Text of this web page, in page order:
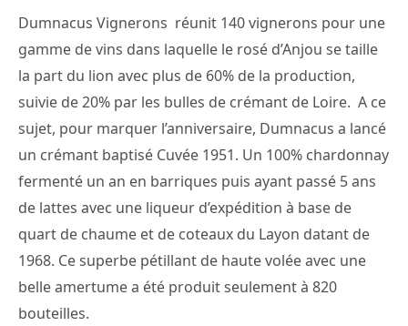
Dumnacus Vignerons réunit 140 vignerons pour une
gamme de vins dans laquelle le rosé d’Anjou se taille
la part du lion avec plus de 60% de la production,
suivie de 20% par les bulles de crémant de Loire. A ce
sujet, pour marquer l’anniversaire, Dumnacus a lancé
un crémant baptisé Cuvée 1951. Un 100% chardonnay
fermenté un an en barriques puis ayant passé 5 ans
de lattes avec une liqueur d’expédition à base de
quart de chaume et de coteaux du Layon datant de
1968. Ce superbe pétillant de haute volée avec une
belle amertume a été produit seulement à 820
bouteilles.